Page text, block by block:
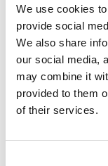
We use cookies
provide social
We also share
our social media,
may combine it
provided to them
of their services.
Referenser
2023-10-06